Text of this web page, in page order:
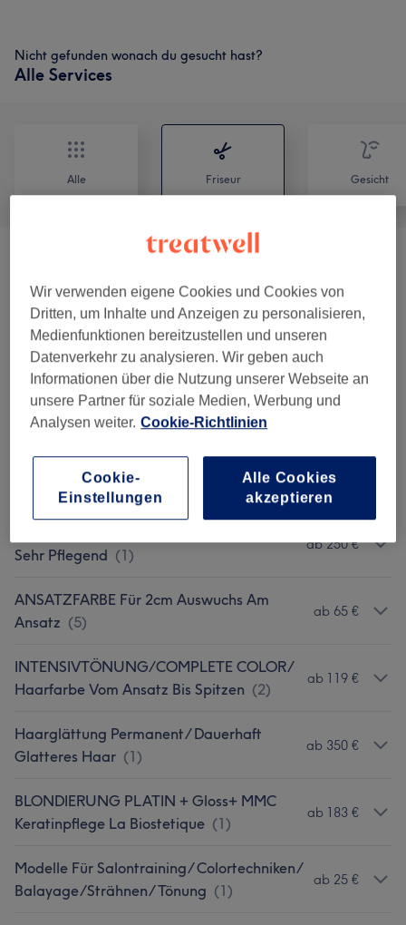
Nicht gefunden wonach du gesucht hast?
Alle Services
Alle Friseur Gesicht
BALAYAGE TECHNIK +
Glossing+Keratin MMC Keratinservice
La Bio Pflege (6)
ab 49,50 €
Strähnen/ Babylights/klassische
Strähnentechnik+ MMC KERATIN
SPa Beauty Upgrades La Biosthetique (3) ab 8 €
Sehr Pflegend (1)
ab 250 €
ANSATZFARBE Für 2cm Auswuchs Am
Ansatz (5)
ab 65 €
INTENSIVTÖNUNG/COMPLETE COLOR/
Haarfarbe Vom Ansatz Bis Spitzen (2)
ab 119 €
Haarglättung Permanent/ Dauerhaft
Glatteres Haar (1)
ab 350 €
BLONDIERUNG PLATIN + Gloss+ MMC
Keratinpflege La Biostetique (1)
ab 183 €
Modelle Für Salontraining/ Colortechniken/
Balayage/Strähnen/ Tönung (1)
ab 25 €
Wir verwenden eigene Cookies und Cookies von
Dritten, um Inhalte und Anzeigen zu personalisieren,
Medienfunktionen bereitzustellen und unseren
Datenverkehr zu analysieren. Wir geben auch
Informationen über die Nutzung unserer Webseite an
unsere Partner für soziale Medien, Werbung und
Analysen weiter. Cookie-Richtlinien
Cookie-
Einstellungen
Alle Cookies
akzeptieren